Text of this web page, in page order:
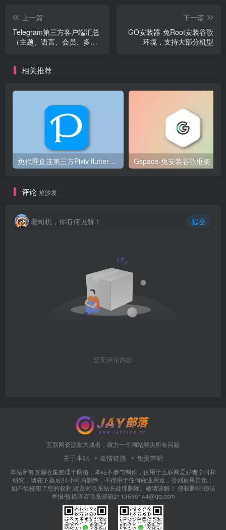
上一篇
Telegram第三方客户端汇总
（主题、语言、会员、多平
下一篇
GO安装器-免Root安装谷歌
环境，支持大部分机型
相关推荐
免代理直连第三方Pixiv flutter客户端
评论 抢沙发
老司机，你有何见解！ 提交
暂无评论内容
互联网资源集大成者，致力一个网站解决所有问题
关于本站 友情链接 免责声明
本站所有资源收集整理于网络，本站不参与制作，仅用于互联网爱好者学习和
研究，请在下载后24小时内删除，不得用于任何商业用途，否则后果自负；
如不慎侵犯了您的权利,请及时联系站长处理删除。敬请谅解！ 侵权删帖/违法
举报/投稿等请联系邮箱2113590144@qq.com